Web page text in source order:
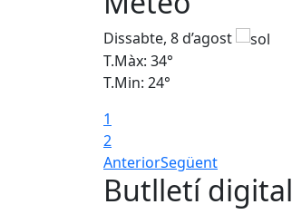
Dissabte, 8 d’agost
T.Màx: 34°
T.Min: 24°
1
2
AnteriorSegüent
Butlletí digital